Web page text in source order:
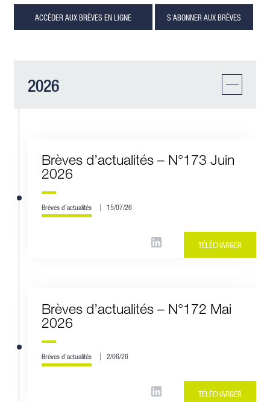
ACCÉDER AUX BRÈVES EN LIGNE S'ABONNER AUX BRÈVES
2026
Brèves d’actualités – N°173 Juin
2026
Brèves d'actualités 15/07/26
TÉLÉCHARGER
Brèves d’actualités – N°172 Mai
2026
Brèves d'actualités 2/06/26
TÉLÉCHARGER